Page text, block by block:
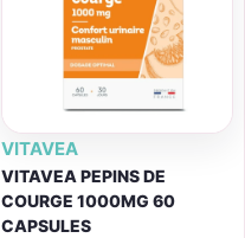
VITAVEA
VITAVEA PEPINS DE
COURGE 1000MG 60
CAPSULES